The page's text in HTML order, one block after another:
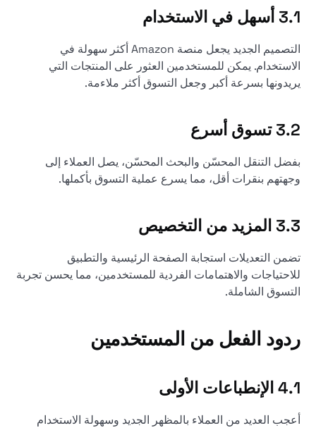
3.1 أسهل في الاستخدام
التصميم الجديد يجعل منصة Amazon أكثر سهولة في
الاستخدام. يمكن للمستخدمين العثور على المنتجات التي
يريدونها بسرعة أكبر وجعل التسوق أكثر ملاءمة.
3.2 تسوق أسرع
بفضل التنقل المحسّن والبحث المحسّن، يصل العملاء إلى
وجهتهم بنقرات أقل، مما يسرع عملية التسوق بأكملها.
3.3 المزيد من التخصيص
تضمن التعديلات استجابة الصفحة الرئيسية والتطبيق
للاحتياجات والاهتمامات الفردية للمستخدمين، مما يحسن تجربة
التسوق الشاملة.
ردود الفعل من المستخدمين
4.1 الإنطباعات الأولى
أعجب العديد من العملاء بالمظهر الجديد وسهولة الاستخدام